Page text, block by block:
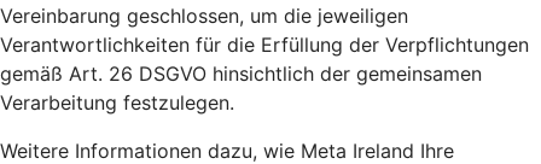
Vereinbarung geschlossen, um die jeweiligen
Verantwortlichkeiten für die Erfüllung der Verpflichtungen
gemäß Art. 26 DSGVO hinsichtlich der gemeinsamen
Verarbeitung festzulegen.
Weitere Informationen dazu, wie Meta Ireland Ihre